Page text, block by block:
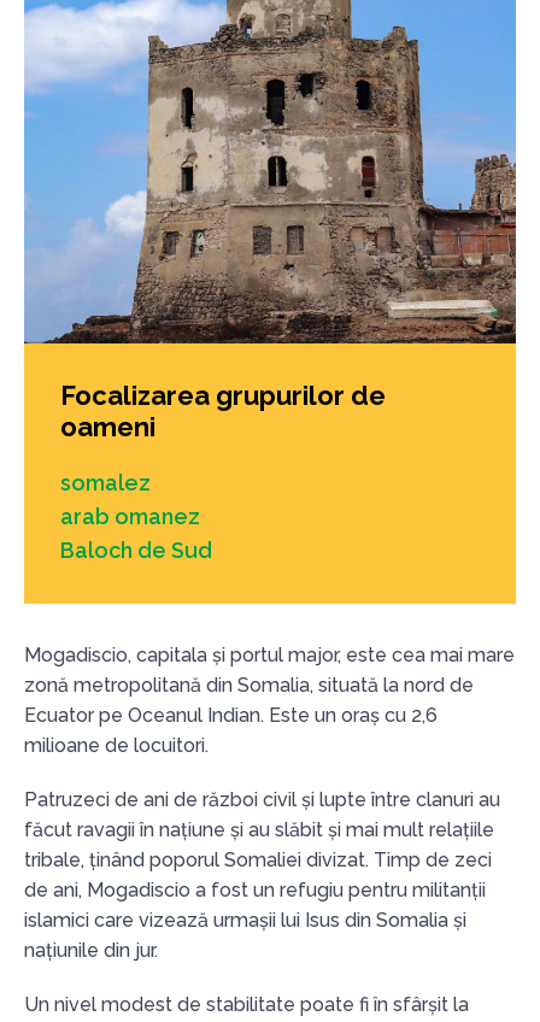
Focalizarea grupurilor de
oameni
somalez
arab omanez
Baloch de Sud
Mogadiscio, capitala și portul major, este cea mai mare
zonă metropolitană din Somalia, situată la nord de
Ecuator pe Oceanul Indian. Este un oraș cu 2,6
milioane de locuitori.
Patruzeci de ani de război civil și lupte între clanuri au
făcut ravagii în națiune și au slăbit și mai mult relațiile
tribale, ținând poporul Somaliei divizat. Timp de zeci
de ani, Mogadiscio a fost un refugiu pentru militanții
islamici care vizează urmașii lui Isus din Somalia și
națiunile din jur.
Un nivel modest de stabilitate poate fi în sfârșit la